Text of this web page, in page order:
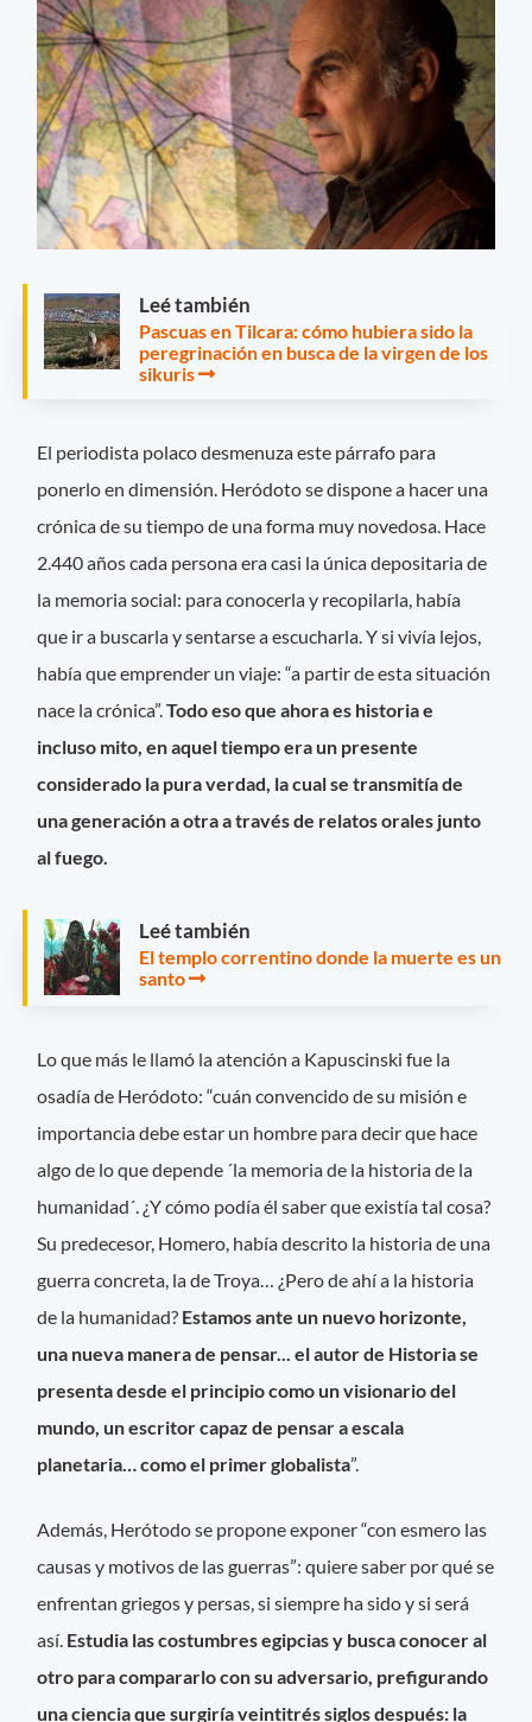
Leé también
Pascuas en Tilcara: cómo hubiera sido la
peregrinación en busca de la virgen de los
sikuris
El periodista polaco desmenuza este párrafo para
ponerlo en dimensión. Heródoto se dispone a hacer una
crónica de su tiempo de una forma muy novedosa. Hace
2.440 años cada persona era casi la única depositaria de
la memoria social: para conocerla y recopilarla, había
que ir a buscarla y sentarse a escucharla. Y si vivía lejos,
había que emprender un viaje: “a partir de esta situación
nace la crónica”.Todo eso que ahora es historia e
incluso mito, en aquel tiempo era un presente
considerado la pura verdad, la cual se transmitía de
una generación a otra a través de relatos orales junto
al fuego.
Leé también
El templo correntino donde la muerte es un
santo
Lo que más le llamó la atención a Kapuscinski fue la
osadía de Heródoto: “cuán convencido de su misión e
importancia debe estar un hombre para decir que hace
algo de lo que depende ´la memoria de la historia de la
humanidad´. ¿Y cómo podía él saber que existía tal cosa?
Su predecesor, Homero, había descrito la historia de una
guerra concreta, la de Troya… ¿Pero de ahí a la historia
de la humanidad? Estamos ante un nuevo horizonte,
una nueva manera de pensar... el autor de Historia se
presenta desde el principio como un visionario del
mundo, un escritor capaz de pensar a escala
planetaria… como el primer globalista”.
Además, Herótodo se propone exponer “con esmero las
causas y motivos de las guerras”: quiere saber por qué se
enfrentan griegos y persas, si siempre ha sido y si será
así. Estudia las costumbres egipcias y busca conocer al
otro para compararlo con su adversario, prefigurando
una ciencia que surgiría veintitrés siglos después: la